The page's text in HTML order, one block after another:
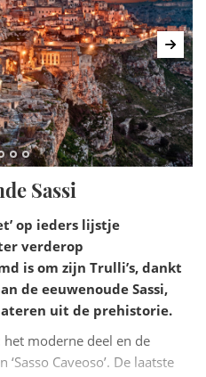
zijn ook het gebergte van
Dolomieten.
Sassi
op ieders lijstje
verderop
is om zijn Trulli’s, dankt
de eeuwenoude Sassi,
uit de prehistorie.
moderne deel en de
‘Sasso Caveoso’. De laatste